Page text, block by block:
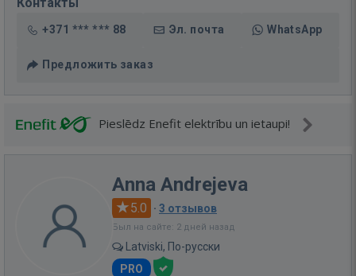
+371 *** *** 88 Эл. почта WhatsApp
Предложить заказ
Pieslēdz Enefit elektrību un ietaupi!
Anna Andrejeva
5.0 · 3 отзывов
Был на сайте: 2 дней назад
Latviski, По-русски
PRO